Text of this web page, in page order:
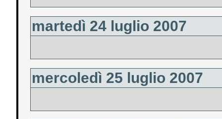
martedì 24 luglio 2007
mercoledì 25 luglio 2007